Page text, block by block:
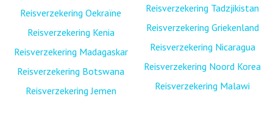
Reisverzekering Oekraïne
Reisverzekering Kenia
Reisverzekering Madagaskar
Reisverzekering Botswana
Reisverzekering Jemen
Reisverzekering Tadzjikistan
Reisverzekering Griekenland
Reisverzekering Nicaragua
Reisverzekering Noord Korea
Reisverzekering Malawi